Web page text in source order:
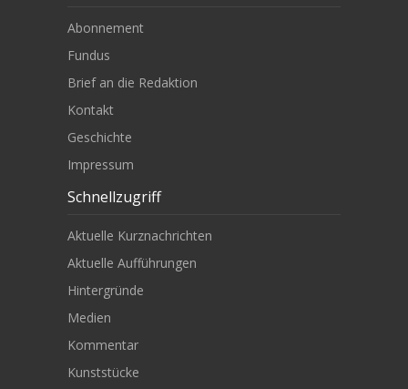
Abonnement
Fundus
Brief an die Redaktion
Kontakt
Geschichte
Impressum
Schnellzugriff
Aktuelle Kurznachrichten
Aktuelle Aufführungen
Hintergründe
Medien
Kommentar
Kunststücke